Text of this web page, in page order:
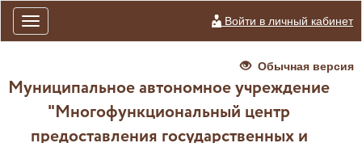
Toggle
navigation
Войти в личный кабинет
Обычная версия
Муниципальное автономное учреждение
"Многофункциональный центр
предоставления государственных и